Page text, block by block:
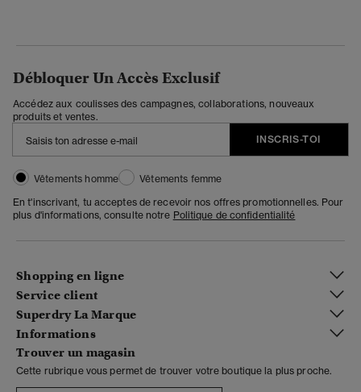
Débloquer Un Accès Exclusif
Accédez aux coulisses des campagnes, collaborations, nouveaux
produits et ventes.
INSCRIS-TOI
Vêtements homme
Vêtements femme
En t'inscrivant, tu acceptes de recevoir nos offres promotionnelles. Pour
plus d'informations, consulte notre Politique de confidentialité
Shopping en ligne
Service client
Superdry La Marque
Informations
Trouver un magasin
Cette rubrique vous permet de trouver votre boutique la plus proche.